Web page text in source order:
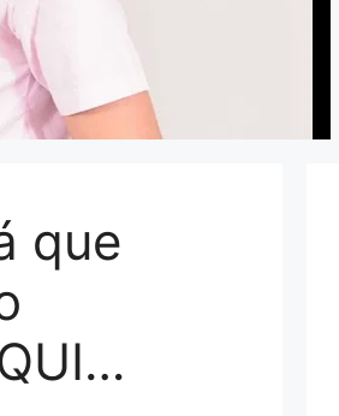
que